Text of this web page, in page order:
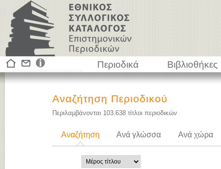
Περιοδικά Βιβλιοθήκες
Αναζήτηση Περιοδικού
Περιλαμβάνονται 103.638 τίτλοι περιοδικών
Αναζήτηση Ανά γλώσσα Ανά χώρα